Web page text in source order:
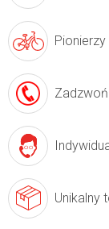
Pionierzy
Unikalny